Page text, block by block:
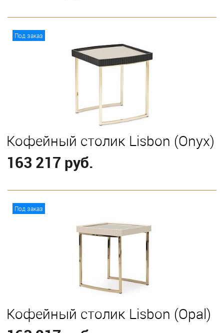
Под заказ
Кофейный столик Lisbon (Onyx)
163 217 руб.
Под заказ
Кофейный столик Lisbon (Opal)